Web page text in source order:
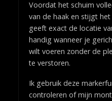
Voordat het schuim
van de haak en stijgt
geeft exact de locatie
handig wanneer je
wilt voeren zonder de
te verstoren.
Ik gebruik deze
controleren of mijn